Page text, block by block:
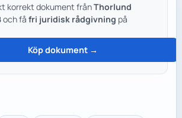
korrekt dokument frånThorlund
och få fri juridisk rådgivning på
Köp dokument →